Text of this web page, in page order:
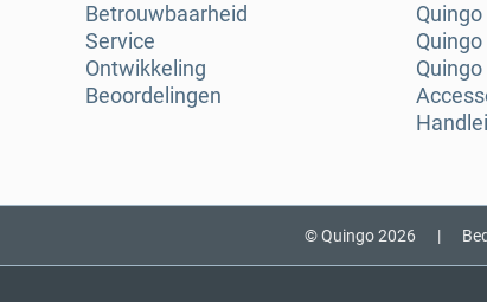
Betrouwbaarheid
Service
Ontwikkeling
Beoordelingen
© Quingo 2026 |